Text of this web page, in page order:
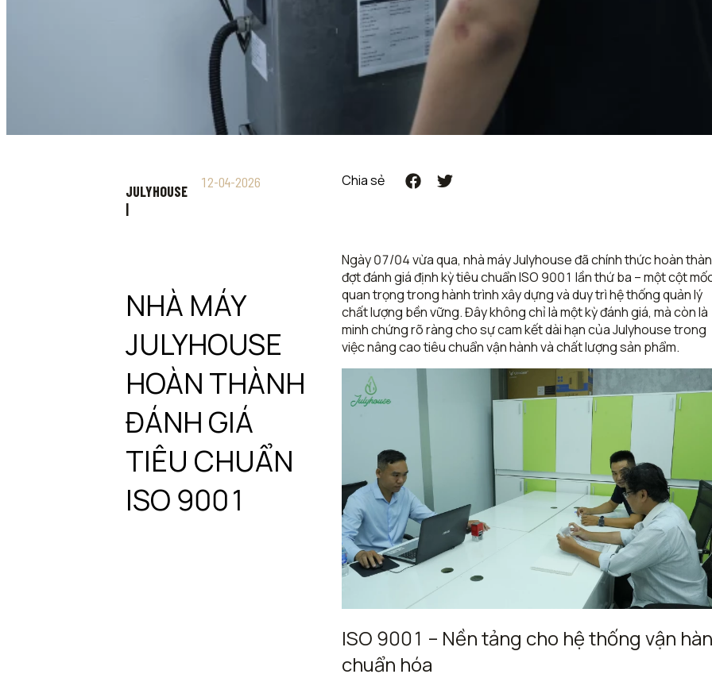
12-04-2026
NHÀ MÁY
JULYHOUSE
HOÀN THÀNH
ĐÁNH GIÁ
TIÊU CHUẨN
ISO 9001
JULYHOUSE
|
Chia sẻ
Ngày 07/04 vừa qua, nhà máy Julyhouse đã chính thức hoàn
đợt đánh giá định kỳ tiêu chuẩn ISO 9001 lần thứ ba – một cột
quan trọng trong hành trình xây dựng và duy trì hệ thống quản lý
chất lượng bền vững. Đây không chỉ là một kỳ đánh giá, mà còn là
minh chứng rõ ràng cho sự cam kết dài hạn của Julyhouse trong
việc nâng cao tiêu chuẩn vận hành và chất lượng sản phẩm.
ISO 9001 – Nền tảng cho hệ thống vận
chuẩn hóa